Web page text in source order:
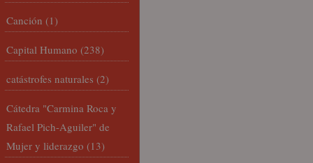
Canción (1)
Capital Humano (238)
catástrofes naturales (2)
Cátedra "Carmina Roca y
Rafael Pich-Aguiler" de
Mujer y liderazgo (13)